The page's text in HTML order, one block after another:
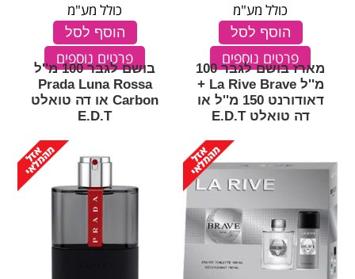
כולל מע"מ
הוסף לסל
פרטים נוספים
כולל מע"מ
הוסף לסל
פרטים נוספים
מארז בושם לגבר 100
מ''ל La Rive Brave +
דאודורנט 150 מ''ל או
דה טואלט E.D.T
בושם לגבר 100 מ''ל
Prada Luna Rossa
Carbon או דה טואלט
E.D.T